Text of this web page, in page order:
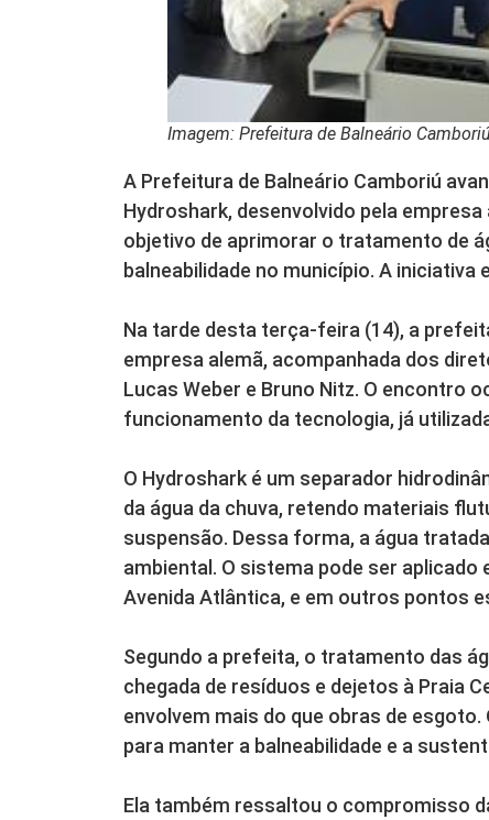
Imagem: Prefeitura de Balneário Camboriú
A Prefeitura de Balneário Camboriú
Hydroshark, desenvolvido pela
objetivo de aprimorar o tratamento de
balneabilidade no município. A iniciativa
Na tarde desta terça-feira (14), a
empresa alemã, acompanhada dos
Lucas Weber e Bruno Nitz. O encontro
funcionamento da tecnologia, já
O Hydroshark é um separador
da água da chuva, retendo materiais
suspensão. Dessa forma, a água
ambiental. O sistema pode ser
Avenida Atlântica, e em outros pontos
Segundo a prefeita, o tratamento das
chegada de resíduos e dejetos à Praia
envolvem mais do que obras de
para manter a balneabilidade e a
Ela também ressaltou o compromisso